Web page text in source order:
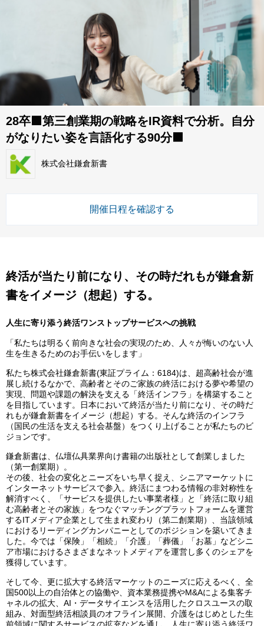
28卒🟩第三創業期の戦略をIR資料で分析。自分
がなりたい姿を言語化する90分🟩
株式会社鎌倉新書
開催日程を確認する
終活が当たり前になり、その時だれもが鎌倉新
書をイメージ（想起）する。
人生に寄り添う終活ワンストップサービスへの挑戦
「私たちは明るく前向きな社会の実現のため、人々が悔いのない人
生を生きるためのお手伝いをします」
私たち株式会社鎌倉新書(東証プライム：6184)は、超高齢社会が進
展し続けるなかで、高齢者とそのご家族の終活における夢や希望の
実現、問題や課題の解決を支える「終活インフラ」を構築すること
を目指しています。日本において終活が当たり前になり、その時だ
れもが鎌倉新書をイメージ（想起）する。そんな終活のインフラ
（国民の生活を支える社会基盤）をつくり上げることが私たちのビ
ジョンです。
鎌倉新書は、仏壇仏具業界向け書籍の出版社として創業しました
（第一創業期）。
その後、社会の変化とニーズをいち早く捉え、シニアマーケットに
インターネットサービスで参入。終活にまつわる情報の非対称性を
解消すべく、「サービスを提供したい事業者様」と「終活に取り組
む高齢者とその家族」をつなぐマッチングプラットフォームを運営
するITメディア企業として生まれ変わり（第二創業期）、当該領域
におけるリーディングカンパニーとしてのポジションを築いてきま
した。今では「保険」「相続」「介護」「葬儀」「お墓」などシニ
ア市場におけるさまざまなネットメディアを運営し多くのシェアを
獲得しています。
そして今、更に拡大する終活マーケットのニーズに応えるべく、全
国500以上の自治体との協働や、資本業務提携やM&Aによる集客チ
ャネルの拡大、AI・データサイエンスを活用したクロスユースの取
組み、対面型終活相談員のオフライン展開、介護をはじめとした生